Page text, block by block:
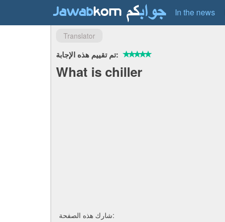
In the news
Translator
تم تقييم هذه الإجابة:
What is chiller
شارك هذه الصفحة: